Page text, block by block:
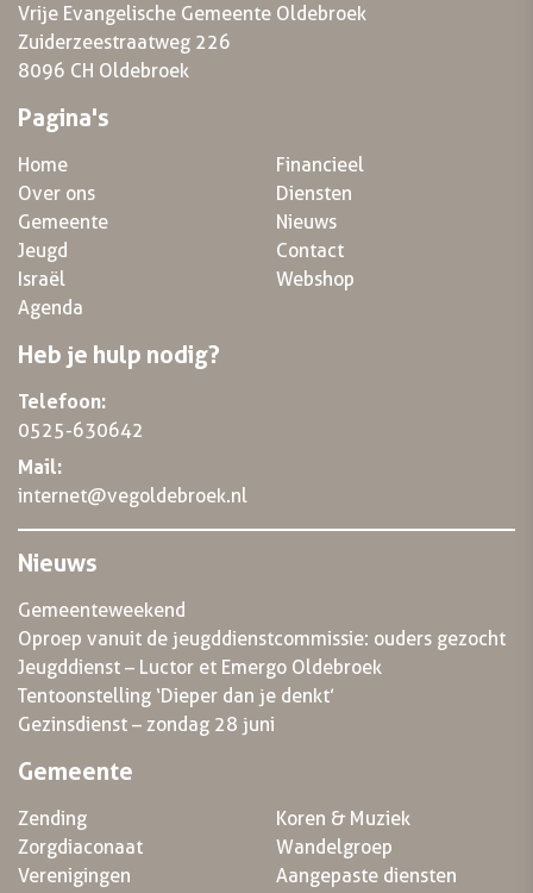
Vrije Evangelische Gemeente Oldebroek
Zuiderzeestraatweg 226
8096 CH Oldebroek
Pagina's
Home
Over ons
Gemeente
Jeugd
Israël
Agenda
Financieel
Diensten
Nieuws
Contact
Webshop
Heb je hulp nodig?
Telefoon:
0525-630642
Mail:
internet@vegoldebroek.nl
Nieuws
Gemeenteweekend
Oproep vanuit de jeugddienstcommissie: ouders gezocht
Jeugddienst – Luctor et Emergo Oldebroek
Tentoonstelling ‘Dieper dan je denkt’
Gezinsdienst – zondag 28 juni
Gemeente
Zending
Zorgdiaconaat
Verenigingen
Koren & Muziek
Wandelgroep
Aangepaste diensten